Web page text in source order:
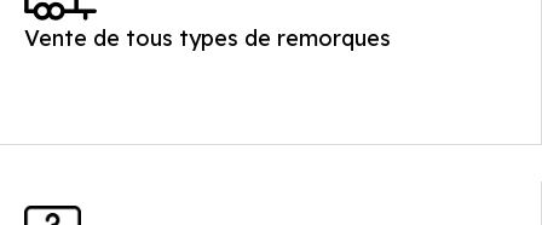
Vente de tous types de remorques